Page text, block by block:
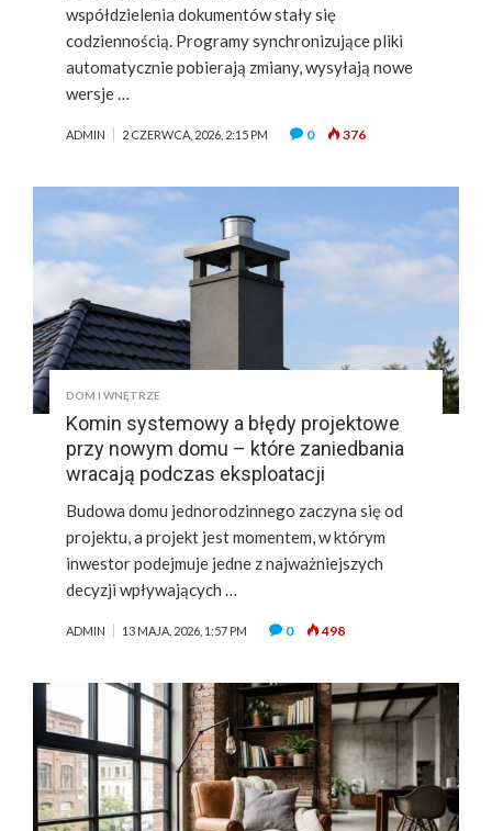
współdzielenia dokumentów stały się
codziennością. Programy synchronizujące pliki
automatycznie pobierają zmiany, wysyłają nowe
wersje …
ADMIN 2 CZERWCA, 2026, 2:15 PM 0 376
DOM I WNĘTRZE
Komin systemowy a błędy projektowe
przy nowym domu – które zaniedbania
wracają podczas eksploatacji
Budowa domu jednorodzinnego zaczyna się od
projektu, a projekt jest momentem, w którym
inwestor podejmuje jedne z najważniejszych
decyzji wpływających …
ADMIN 13 MAJA, 2026, 1:57 PM 0 498